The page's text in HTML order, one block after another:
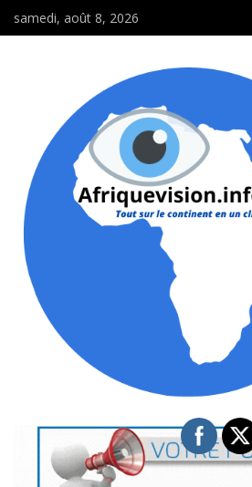
samedi, août 8, 2026